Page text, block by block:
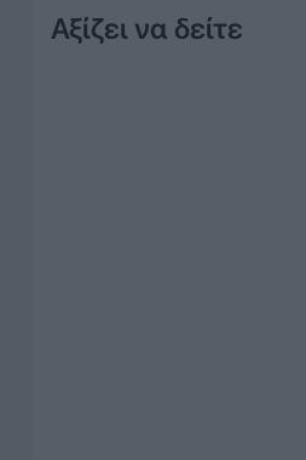
Αξίζει να δείτε